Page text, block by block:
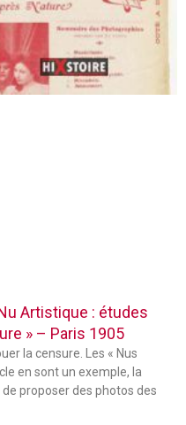
Artistique : études
» – Paris 1905
la censure. Les « Nus
en sont un exemple, la
proposer des photos des